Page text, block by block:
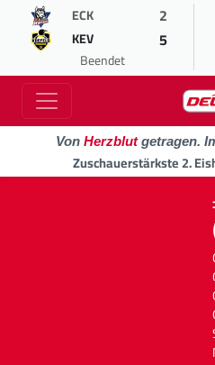
ECK 2
KEV 5
Beendet
Von Herzblutgetragen.
Zuschauerstärkste 2.